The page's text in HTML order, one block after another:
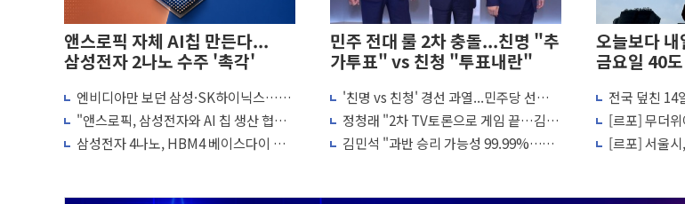
앤스로픽 자체 AI칩 만든다...
삼성전자 2나노 수주 '촉각'
엔비디아만 보던 삼성·SK하이닉스…오
픈AI·앤스로픽과 '직거래'한다
"앤스로픽, 삼성전자와 AI 칩 생산 협력
논의"
삼성전자 4나노, HBM4 베이스다이 적
민주 전대 룰 2차 충돌...친명 "추
가투표" vs 친청 "투표내란"
'친명 vs 친청' 경선 과열...민주당 선관위
"불법 선거운동·방해행위 엄중 제재"
정청래 "2차 TV토론으로 게임 끝…김민
석, 신천지 허위신고에 배신 사과 안 해"
김민석 "과반 승리 가능성 99.99%…정
오늘보다
금요일 40
전국 덮친 14
2441명·사망
[르포] 무더
과 사투 상인
[르포] 서울
초등학교 앞서 '쾅'…대전 중구서 시내버스 등 3중 추돌·1명 부상
중소기업계 "세제개편안 기본방향 공감...현장 목소리 반영되길"